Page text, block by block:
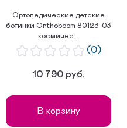
Ортопедические детские
ботинки Orthoboom 80123-03
космичес...
(0)
10 790 руб.
В корзину